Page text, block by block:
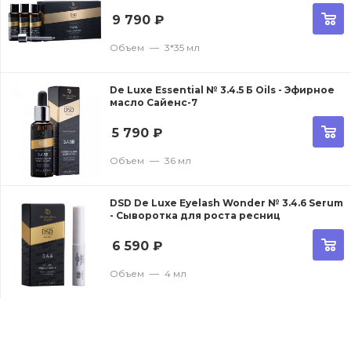
9 790 ₽
Объем — 3*35 мл
De Luxe Essential № 3.4.5 Б Oils - Эфирное
масло Сайенс-7
5 790 ₽
Объем — 36 мл
DSD De Luxe Eyelash Wonder № 3.4.6 Serum
- Сыворотка для роста ресниц
6 590 ₽
Объем — 4 мл